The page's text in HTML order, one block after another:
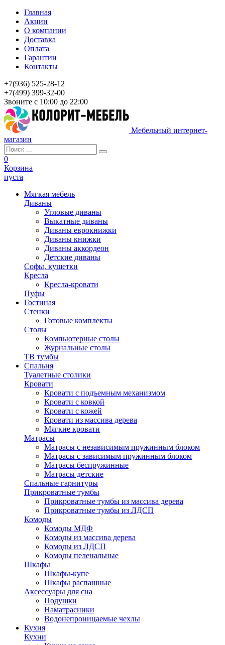
Главная
Акции
О компании
Доставка
Оплата
Гарантии
Контакты
+7(936) 525-28-12
+7(499) 399-32-00
Звоните с 10:00 до 22:00
Мебельный интернет-
магазин
0
Корзина
пуста
Мягкая мебель
Диваны
Угловые диваны
Выкатные диваны
Диваны еврокнижки
Диваны книжки
Диваны аккордеон
Детские диваны
Софы, кушетки
Кресла
Кресла-кровати
Пуфы
Гостиная
Стенки
Готовые комплекты
Столы
Компьютерные столы
Журнальные столы
ТВ тумбы
Спальня
Туалетные столики
Кровати
Кровати с подъемным механизмом
Кровати с ковкой
Кровати с кожей
Кровати из массива дерева
Мягкие кровати
Матрасы
Матрасы с независимым пружинным блоком
Матрасы с зависимым пружинным блоком
Матрасы беспружинные
Матрасы детские
Спальные гарнитуры
Прикроватные тумбы
Прикроватные тумбы из массива дерева
Прикроватные тумбы из ЛДСП
Комоды
Комоды МДФ
Комоды из массива дерева
Комоды из ЛДСП
Комоды пеленальные
Шкафы
Шкафы-купе
Шкафы распашные
Аксессуары для сна
Подушки
Наматрасники
Водонепроницаемые чехлы
Кухня
Кухни